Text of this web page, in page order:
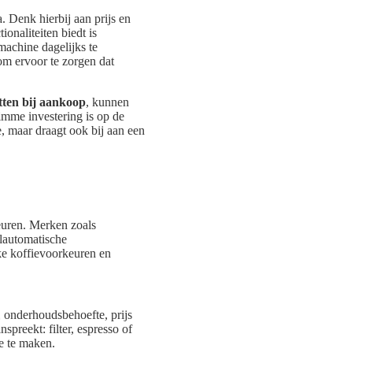
Denk hierbij aan prijs en
biedt is
dagelijks te
ervoor te zorgen dat
bij aankoop, kunnen
investering is op de
draagt ook bij aan een
Merken zoals
koffievoorkeuren en
prijs
filter, espresso of
te maken.